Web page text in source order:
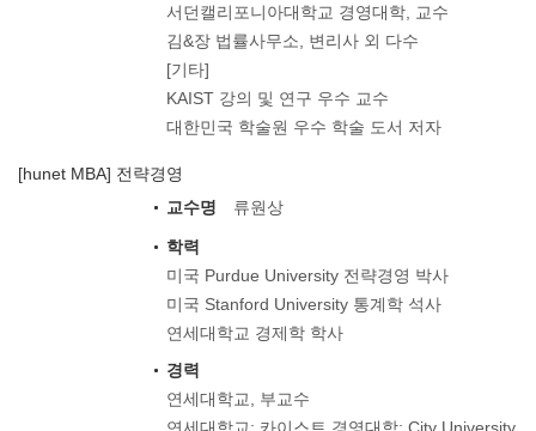
서던캘리포니아대학교 경영대학, 교수
김&장 법률사무소, 변리사 외 다수
[기타]
KAIST 강의 및 연구 우수 교수
대한민국 학술원 우수 학술 도서 저자
[hunet MBA] 전략경영
교수명
류원상
학력
미국 Purdue University 전략경영 박사
미국 Stanford University 통계학 석사
연세대학교 경제학 학사
경력
연세대학교, 부교수